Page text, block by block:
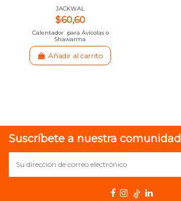
JACKWAL
$60,60
Calentador para Avícolas o
Shawarma
Añadir al carrito
Suscríbete a nuestra comunidad